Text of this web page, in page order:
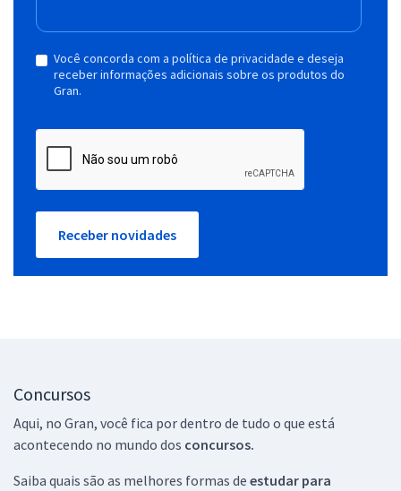
Você concorda com a política de privacidade e deseja
receber informações adicionais sobre os produtos do
Gran.
Receber novidades
Concursos
Aqui, no Gran, você fica por dentro de tudo o que está
acontecendo no mundo dos concursos.
Saiba quais são as melhores formas de estudar para